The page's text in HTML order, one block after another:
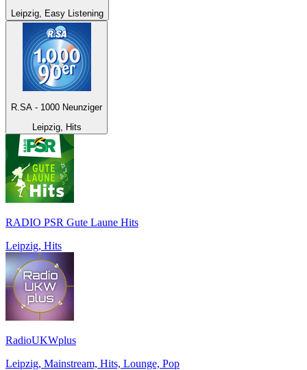
Leipzig, Easy Listening
R.SA - 1000 Neunziger
Leipzig, Hits
RADIO PSR Gute Laune Hits
Leipzig, Hits
RadioUKWplus
Leipzig, Mainstream, Hits, Lounge, Pop